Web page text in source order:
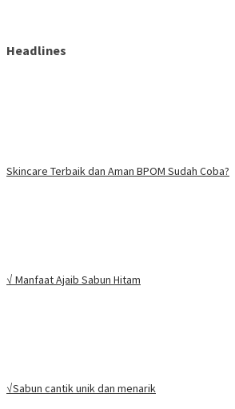
Headlines
Skincare Terbaik dan Aman BPOM Sudah Coba?
√ Manfaat Ajaib Sabun Hitam
√Sabun cantik unik dan menarik